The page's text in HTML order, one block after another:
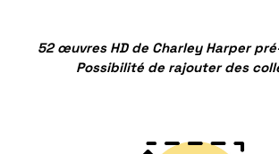
52 œuvres HD de Charley Harper
Possibilité de rajouter des